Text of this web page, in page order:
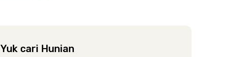
Yuk cari Hunian